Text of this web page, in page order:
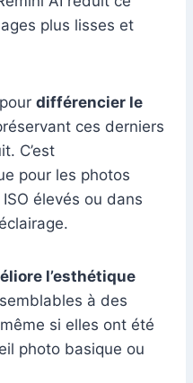
plus lisses et
différencier le
ces derniers
C’est
pour les photos
élevés ou dans
l’esthétique
à des
si elles ont été
photo basique ou